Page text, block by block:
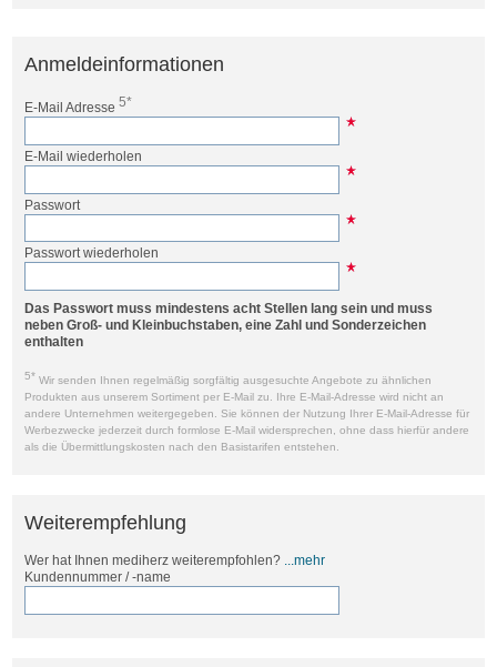
Anmeldeinformationen
E-Mail Adresse 5*
E-Mail wiederholen
Passwort
Passwort wiederholen
Das Passwort muss mindestens acht Stellen lang sein und muss
neben Groß- und Kleinbuchstaben, eine Zahl und Sonderzeichen
enthalten
5* Wir senden Ihnen regelmäßig sorgfältig ausgesuchte Angebote zu ähnlichen
Produkten aus unserem Sortiment per E-Mail zu. Ihre E-Mail-Adresse wird nicht an
andere Unternehmen weitergegeben. Sie können der Nutzung Ihrer E-Mail-Adresse für
Werbezwecke jederzeit durch formlose E-Mail widersprechen, ohne dass hierfür andere
als die Übermittlungskosten nach den Basistarifen entstehen.
Weiterempfehlung
Wer hat Ihnen mediherz weiterempfohlen? ...mehr
Kundennummer / -name